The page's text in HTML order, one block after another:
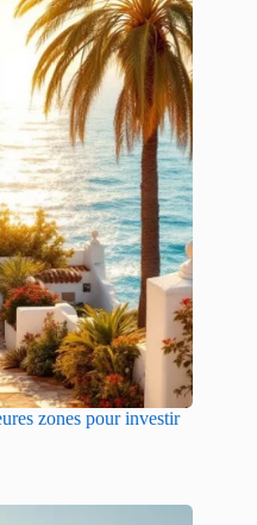
zones pour investir